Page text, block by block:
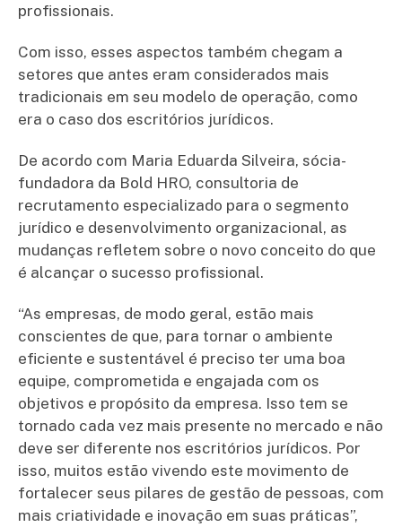
profissionais.
Com isso, esses aspectos também chegam a
setores que antes eram considerados mais
tradicionais em seu modelo de operação, como
era o caso dos escritórios jurídicos.
De acordo com Maria Eduarda Silveira, sócia-
fundadora da Bold HRO, consultoria de
recrutamento especializado para o segmento
jurídico e desenvolvimento organizacional, as
mudanças refletem sobre o novo conceito do que
é alcançar o sucesso profissional.
“As empresas, de modo geral, estão mais
conscientes de que, para tornar o ambiente
eficiente e sustentável é preciso ter uma boa
equipe, comprometida e engajada com os
objetivos e propósito da empresa. Isso tem se
tornado cada vez mais presente no mercado e não
deve ser diferente nos escritórios jurídicos. Por
isso, muitos estão vivendo este movimento de
fortalecer seus pilares de gestão de pessoas, com
mais criatividade e inovação em suas práticas”,